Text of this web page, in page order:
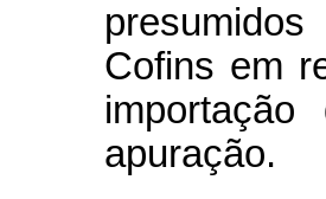
Cofins em
apuração.